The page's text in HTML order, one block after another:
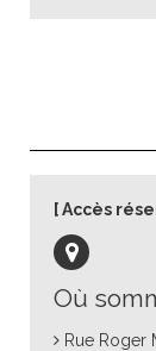
Où
Rue
Accès